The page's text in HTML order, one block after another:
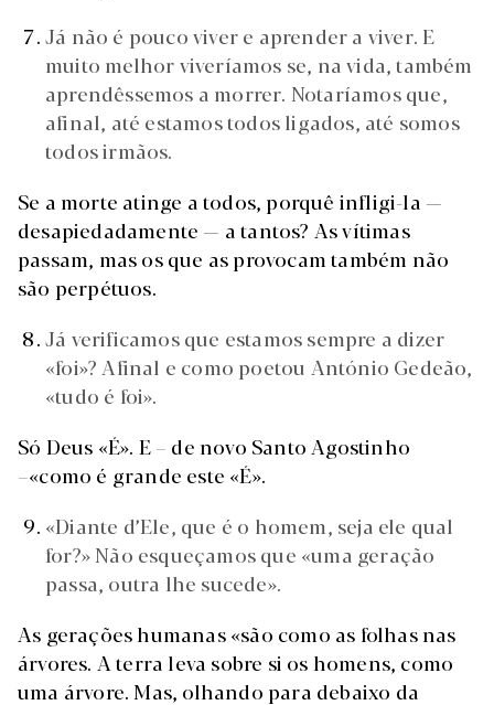
Já não é pouco viver e aprender a viver. E
muito melhor viveríamos se, na vida, também
aprendêssemos a morrer. Notaríamos que,
afinal, até estamos todos ligados, até somos
todos irmãos.
Se a morte atinge a todos, porquê infligi-la —
desapiedadamente — a tantos? As vítimas
passam, mas os que as provocam também não
são perpétuos.
Já verificamos que estamos sempre a dizer
«foi»? Afinal e como poetou António Gedeão,
«tudo é foi».
Só Deus «É». E– de novo Santo Agostinho
–«como é grande este «É».
«Diante d’Ele, que é o homem, seja ele qual
for?» Não esqueçamos que «uma geração
passa, outra lhe sucede».
As gerações humanas «são como as folhas nas
árvores. A terra leva sobre si os homens, como
uma árvore. Mas, olhando para debaixo da